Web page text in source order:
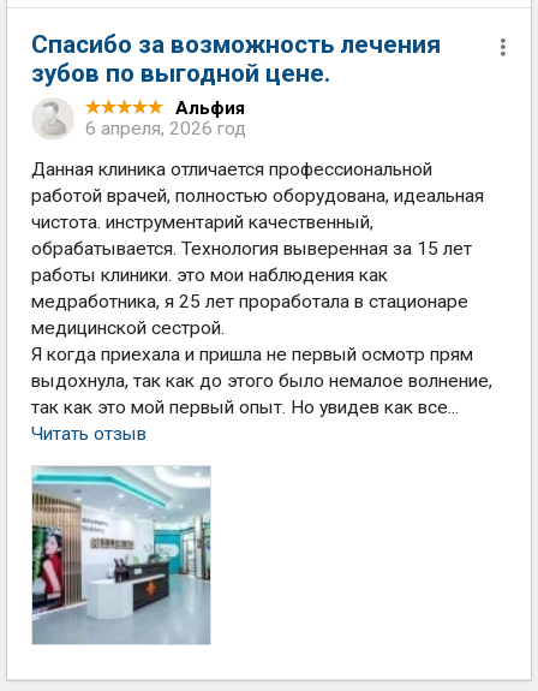
Спасибо за возможность лечения
зубов по выгодной цене.
Альфия
6 апреля, 2026 год
Данная клиника отличается профессиональной
работой врачей, полностью оборудована, идеальная
чистота. инструментарий качественный,
обрабатывается. Технология выверенная за 15 лет
работы клиники. это мои наблюдения как
медработника, я 25 лет проработала в стационаре
медицинской сестрой.
Я когда приехала и пришла не первый осмотр прям
выдохнула, так как до этого было немалое волнение,
так как это мой первый опыт. Но увидев как все...
Читать отзыв